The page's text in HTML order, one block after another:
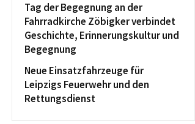
Tag der Begegnung an der
Fahrradkirche Zöbigker verbindet
Geschichte, Erinnerungskultur und
Begegnung
Neue Einsatzfahrzeuge für
Leipzigs Feuerwehr und den
Rettungsdienst